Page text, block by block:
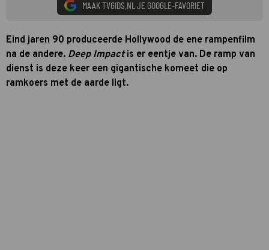
MAAK TVGIDS.NL JE GOOGLE-FAVORIET
Eind jaren 90 produceerde Hollywood de ene rampenfilm
na de andere. Deep Impactis er eentje van. De ramp van
dienst is deze keer een gigantische komeet die op
ramkoers met de aarde ligt.